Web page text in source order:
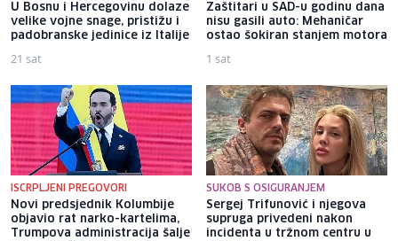
U Bosnu i Hercegovinu dolaze
velike vojne snage, pristižu i
padobranske jedinice iz Italije
21 sat
Zaštitari u SAD-u godinu dana
nisu gasili auto: Mehaničar
ostao šokiran stanjem motora
1 sat
ISCRPLJENI PREGOVORI
Novi predsjednik Kolumbije
objavio rat narko-kartelima,
Trumpova administracija šalje
SUKOB S OSIGURANJEM
Sergej Trifunović i njegova
supruga privedeni nakon
incidenta u tržnom centru u